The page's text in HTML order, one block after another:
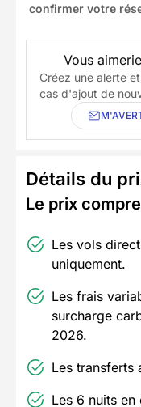
confirmer votre
Vous
Créez une alerte
cas d'ajout de
Détails du
Le prix
Les vols
uniquement.
Les frais
surcharge
2026.
Les transferts
Les 6 nuits